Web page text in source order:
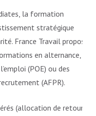
la formation
stratégique
France Travail propose
en alternance,
(POE) ou des
(AFPR).
(allocation de retour